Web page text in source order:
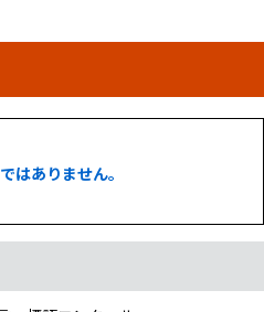
はありません。